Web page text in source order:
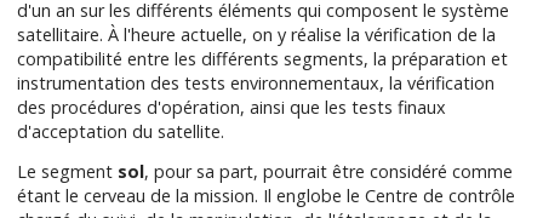
d'un an sur les différents éléments qui composent le système
satellitaire. À l'heure actuelle, on y réalise la vérification de la
compatibilité entre les différents segments, la préparation et
instrumentation des tests environnementaux, la vérification
des procédures d'opération, ainsi que les tests finaux
d'acceptation du satellite.
Le segment sol, pour sa part, pourrait être considéré comme
étant le cerveau de la mission. Il englobe le Centre de contrôle